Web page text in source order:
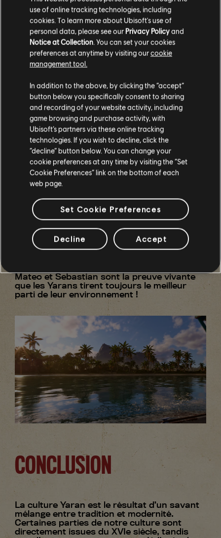
3 - MATEO ET SEBASTIAN,
DES ENFANTS PÊCHEURS
EXPÉRIMENTÉS ET
INGÉNIEUX
L'ingéniosité des Yarans est légendaire. Elle
s'étend à toutes les facettes de la vie - y
compris à la pêche, avec une technique pour
le moins atypique : la pêche au préservatif !
Mateo et Sebastian, deux jeunes d'Aguas
Lindas, nous font découvrir cette méthode
révolutionnaire : "Nous utilisons les
préservatifs comme des ballons, car ils sont
résistants et facilement repérables. Il suffit
de les gonfler, d’y accrocher nos appâts et le
tour est joué ! Nos flotteurs faits maison
peuvent immerger les lignes dans des eaux
plus profondes, où l'on trouve des
vivaneaux et des tarpons, voire des
Mateo et Sebastian sont la preuve vivante
que les Yarans tirent toujours le meilleur
parti de leur environnement !
CONCLUSION
La culture Yaran est le résultat d’un savant
mélange entre tradition et modernité.
Certaines parties de notre culture sont
directement issues du XVIe siècle, tandis
use of online tracking technologies, including
cookies. To learn more about Ubisoft's use of
personal data, please see our Privacy Policyand
Notice at Collection . You can set your cookies
preferences at anytime by visiting ourcookie
management tool.
In addition to the above, by clicking the “accept”
button below you specifically consent to sharing
and recording of your website activity, including
game browsing and purchase activity, with
Ubisoft’s partners via these online tracking
technologies. If you wish to decline, click the
“decline” button below. You can change your
cookie preferences at any time by visiting the “Set
Cookie Preferences” link on the bottom of each
web page.
Set Cookie Preferences
Decline Accept